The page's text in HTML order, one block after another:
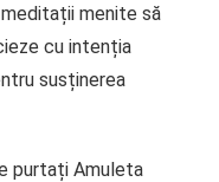
menite să
cu intenția
susținerea
purtați Amuleta